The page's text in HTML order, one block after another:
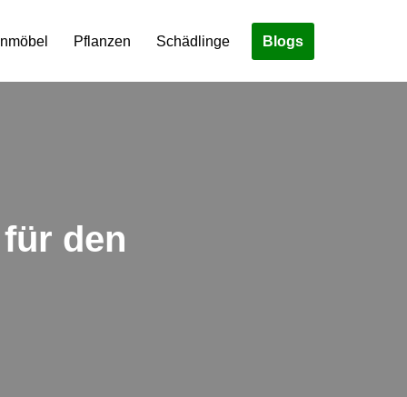
Pflanzen Schädlinge Blogs
den